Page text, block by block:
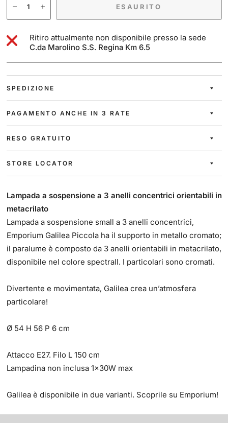
ESAURITO
Ritiro attualmente non disponibile presso la sede
C.da Marolino S.S. Regina Km 6.5
SPEDIZIONE
PAGAMENTO ANCHE IN 3 RATE
RESO GRATUITO
STORE LOCATOR
Lampada a sospensione a 3 anelli concentrici orientabili in
metacrilato
Lampada a sospensione small a 3 anelli concentrici,
Emporium Galilea Piccola ha il supporto in metallo cromato;
il paralume è composto da 3 anelli orientabili in metacrilato,
disponibile nel colore spectrall. I particolari sono cromati.
Divertente e movimentata, Galilea crea un’atmosfera
particolare!
Ø 54 H 56 P 6 cm
Attacco E27. Filo L 150 cm
Lampadina non inclusa 1x30W max
Galilea è disponibile in due varianti. Scoprile su Emporium!